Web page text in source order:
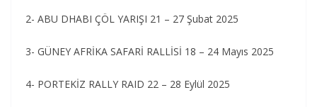
2- ABU DHABI ÇÖL YARIŞI 21 – 27 Şubat 2025
3- GÜNEY AFRİKA SAFARİ RALLİSİ 18 – 24 Mayıs 2025
4- PORTEKİZ RALLY RAID 22 – 28 Eylül 2025